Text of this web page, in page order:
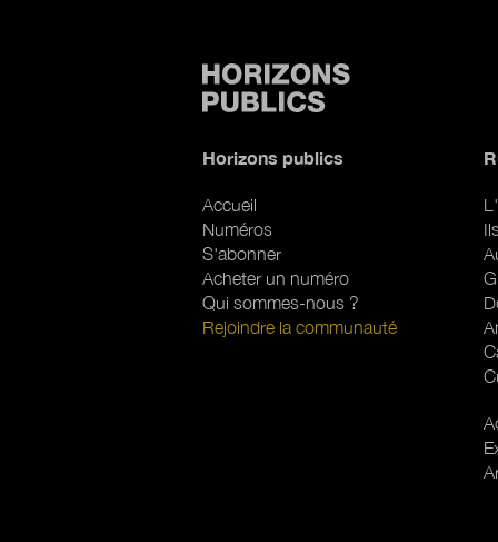
Horizons publics
Accueil
Numéros
S'abonner
Acheter un numéro
Qui sommes-nous ?
Rejoindre la communauté